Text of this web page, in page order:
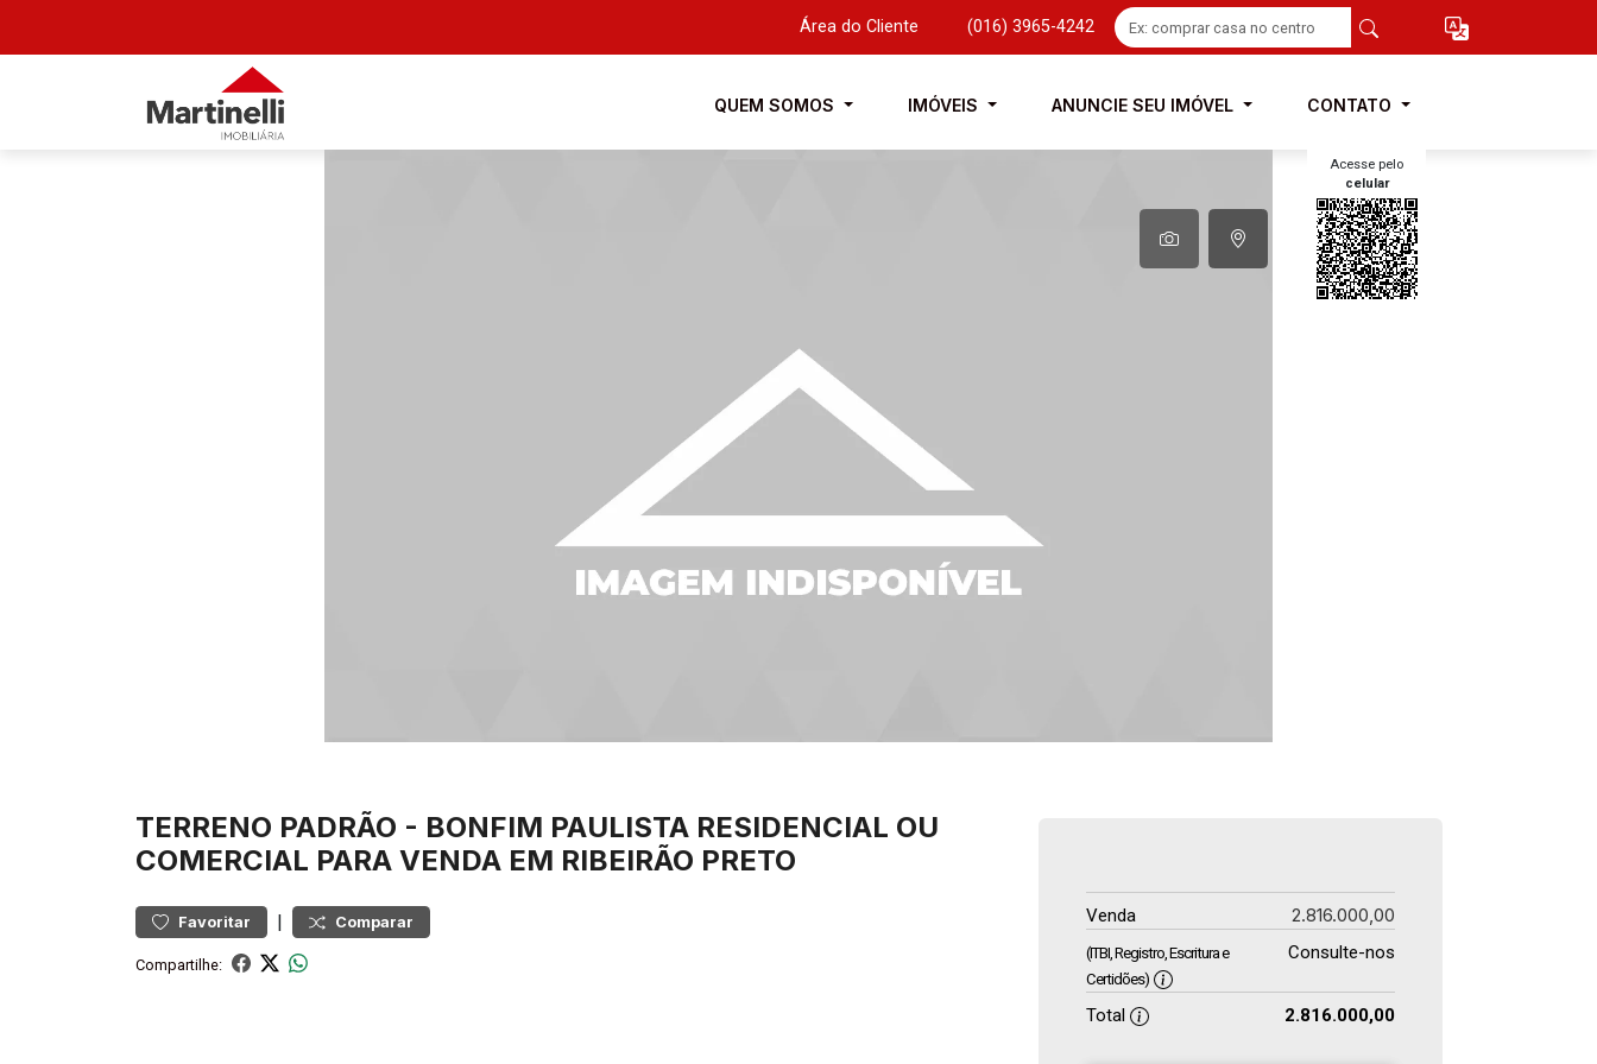
Área do Cliente (016) 3965-4242
QUEM SOMOS IMÓVEIS ANUNCIE SEU IMÓVEL CONTATO
Acesse pelo
celular
TERRENO PADRÃO - BONFIM PAULISTA RESIDENCIAL OU
COMERCIAL PARA VENDA EM RIBEIRÃO PRETO
Favoritar | Comparar
Compartilhe:
Venda 2.816.000,00
(ITBI, Registro, Escritura e
Certidões)
Consulte-nos
Total 2.816.000,00